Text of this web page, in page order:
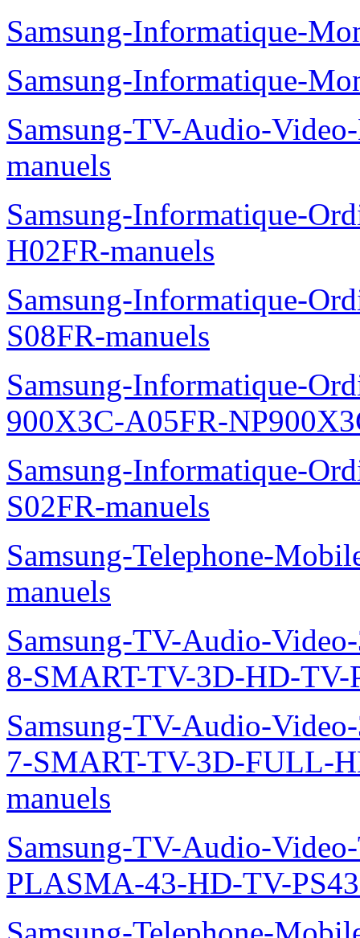
Samsung-Informatique-
Samsung-Informatique-
Samsung-TV-Audio-
manuels
Samsung-Informatique-
H02FR-manuels
Samsung-Informatique-
S08FR-manuels
Samsung-Informatique-
900X3C-A05FR-
Samsung-Informatique-
S02FR-manuels
Samsung-Telephone-
manuels
Samsung-TV-Audio-
8-SMART-TV-3D-HD-TV-
Samsung-TV-Audio-
7-SMART-TV-3D-FULL-
manuels
Samsung-TV-Audio-
PLASMA-43-HD-TV-